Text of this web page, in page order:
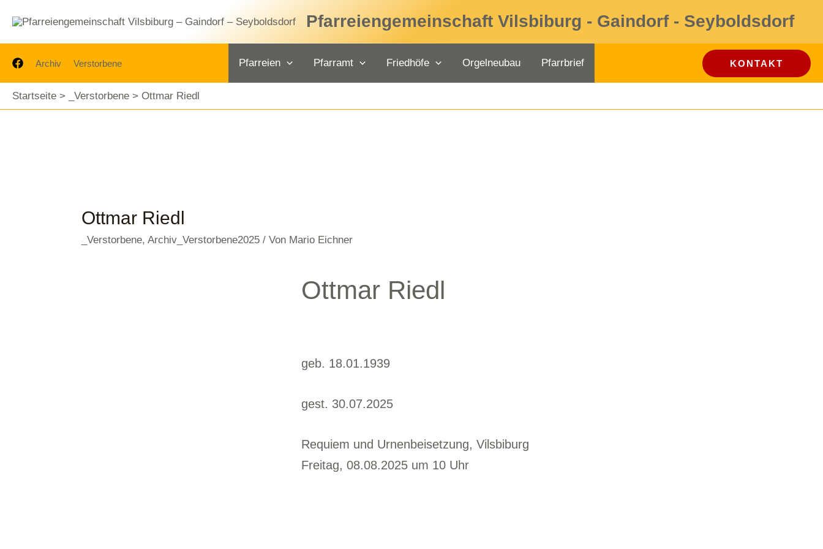
Inhalt
springen
Pfarreiengemeinschaft Vilsbiburg - Gaindorf - Seyboldsdorf
Archiv Verstorbene Pfarreien Pfarramt Friedhöfe Orgelneubau Pfarrbrief KONTAKT
Startseite _Verstorbene Ottmar Riedl
Ottmar Riedl
_Verstorbene,Archiv_Verstorbene2025 / Von Mario Eichner
Ottmar Riedl
geb. 18.01.1939
gest. 30.07.2025
Requiem und Urnenbeisetzung, Vilsbiburg
Freitag, 08.08.2025 um 10 Uhr